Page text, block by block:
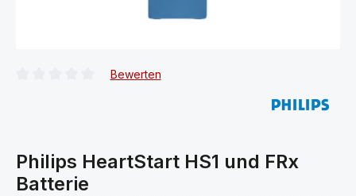
Bewerten
Philips HeartStart HS1 und FRx
Batterie